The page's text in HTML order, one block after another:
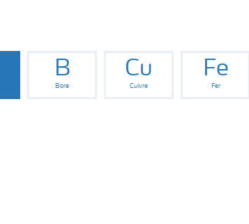
B
Bore
Cu
Cuivre
Fe
Fer